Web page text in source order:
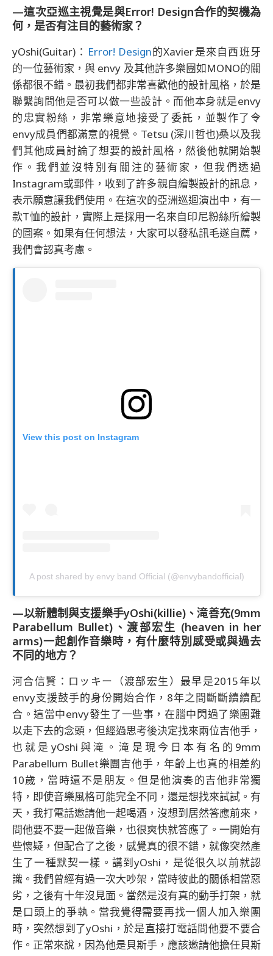
—這次亞巡主視覺是與Error! Design合作的契機為
何，是否有注目的藝術家？
yOshi(Guitar)： Error! Design的Xavier是來自西班牙
的一位藝術家，與 envy 及其他許多樂團如MONO的關
係都很不錯。最初我們都非常喜歡他的設計風格，於是
聯繫詢問他是否可以做一些設計。而他本身就是envy
的忠實粉絲，非常樂意地接受了委託，並製作了令
envy成員們都滿意的視覺。Tetsu (深川哲也)桑以及我
們其他成員討論了想要的設計風格，然後他就開始製
作。我們並沒特別有關注的藝術家，但我們透過
Instagram或郵件，收到了許多親自繪製設計的訊息，
表示願意讓我們使用。在這次的亞洲巡迴演出中，有一
款T恤的設計，實際上是採用一名來自印尼粉絲所繪製
的圖案。如果有任何想法，大家可以發私訊毛遂自薦，
我們會認真考慮。
View this post on Instagram
A post shared by envy band Official (@envybandofficial)
—以新體制與支援樂手yOshi(killie)、滝善充(9mm
Parabellum Bullet)、渡部宏生 (heaven in her
arms)一起創作音樂時，有什麼特別感受或與過去
不同的地方？
河合信賢：ロッキー（渡部宏生）最早是2015年以
envy支援鼓手的身份開始合作，8年之間斷斷續續配
合。這當中envy發生了一些事，在腦中閃過了樂團難
以走下去的念頭，但經過思考後決定找來兩位吉他手，
也就是yOshi與滝。滝是現今日本有名的9mm
Parabellum Bullet樂團吉他手，年齡上也真的相差約
10歲，當時還不是朋友。但是他演奏的吉他非常獨
特，即使音樂風格可能完全不同，還是想找來試試。有
天，我打電話邀請他一起喝酒，沒想到居然答應前來，
問他要不要一起做音樂，也很爽快就答應了。一開始有
些懷疑，但配合了之後，感覺真的很不錯，就像突然產
生了一種默契一樣。講到yOshi，是從很久以前就認
識。我們曾經有過一次大吵架，當時彼此的關係相當惡
劣，之後有十年沒見面。當然是沒有真的動手打架，就
是口頭上的爭執。當我覺得需要再找一個人加入樂團
時，突然想到了yOshi，於是直接打電話問他要不要合
作。正常來說，因為他是貝斯手，應該邀請他擔任貝斯